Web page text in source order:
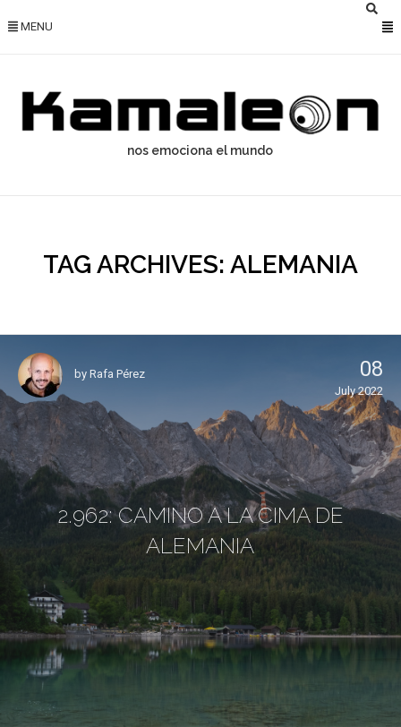
MENU
nos emociona el mundo
TAG ARCHIVES: ALEMANIA
by Rafa Pérez 08
July 2022
2.962: CAMINO A LA CIMA DE
ALEMANIA